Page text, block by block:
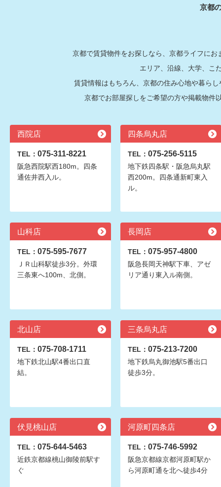
京都
京都で賃貸物件をお探しなら、京都ライフに
エリア、沿線、大学、こ
賃貸情報はもちろん、京都の住み心地や暮ら
京都でお部屋探しをご希望の方や掲載物件
西院店
TEL： 075-311-8221
阪急西院駅西180m。四条
通佐井西入ル。
四条烏丸店
TEL： 075-256-5115
地下鉄四条駅・阪急烏丸駅
西200m。四条通新町東入
ル。
山科店
TEL： 075-595-7677
ＪＲ山科駅徒歩3分。外環
三条東へ100m、北側。
長岡店
TEL： 075-957-4800
阪急長岡天神駅下車、アゼ
リア通り東入ル南側。
北山店
TEL： 075-708-1711
地下鉄北山駅4番出口直
結。
三条烏丸店
TEL： 075-213-7200
地下鉄烏丸御池駅5番出口
徒歩3分。
伏見桃山店
TEL： 075-644-5463
近鉄京都線桃山御陵前駅す
ぐ
河原町四条店
TEL： 075-746-5992
阪急京都線京都河原町駅か
ら河原町通を北へ徒歩4分